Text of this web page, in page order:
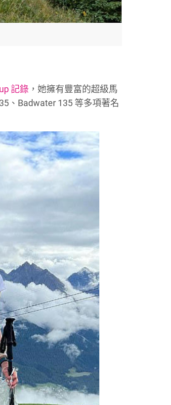
記錄 ，她擁有豐富的超級馬
、Badwater 135 等多項著名